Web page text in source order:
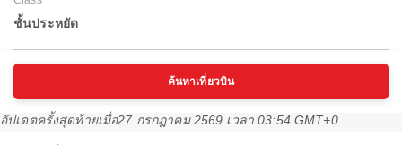
ชั้นประหยัด
ค้นหาเที่ยวบิน
อัปเดตครั้งสุดท้ายเมื่อ27 กรกฎาคม 2569 เวลา 03:54 GMT+0